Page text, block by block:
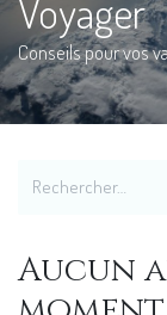
Voyager
Conseils pour vos
Aucun